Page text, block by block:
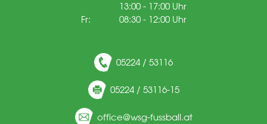
13:00 - 17:00 Uhr
Fr: 08:30 - 12:00 Uhr
05224 / 53116
05224 / 53116-15
ffc wsg-f ssb ll t